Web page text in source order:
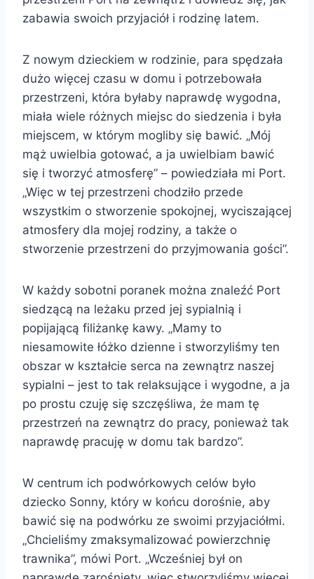
zabawia swoich przyjaciół i rodzinę latem.
Z nowym dzieckiem w rodzinie, para spędzała
dużo więcej czasu w domu i potrzebowała
przestrzeni, która byłaby naprawdę wygodna,
miała wiele różnych miejsc do siedzenia i była
miejscem, w którym mogliby się bawić. „Mój
mąż uwielbia gotować, a ja uwielbiam bawić
się i tworzyć atmosferę” – powiedziała mi Port.
„Więc w tej przestrzeni chodziło przede
wszystkim o stworzenie spokojnej, wyciszającej
atmosfery dla mojej rodziny, a także o
stworzenie przestrzeni do przyjmowania gości”.
W każdy sobotni poranek można znaleźć Port
siedzącą na leżaku przed jej sypialnią i
popijającą filiżankę kawy. „Mamy to
niesamowite łóżko dzienne i stworzyliśmy ten
obszar w kształcie serca na zewnątrz naszej
sypialni – jest to tak relaksujące i wygodne, a ja
po prostu czuję się szczęśliwa, że mam tę
przestrzeń na zewnątrz do pracy, ponieważ tak
naprawdę pracuję w domu tak bardzo”.
W centrum ich podwórkowych celów było
dziecko Sonny, który w końcu dorośnie, aby
bawić się na podwórku ze swoimi przyjaciółmi.
„Chcieliśmy zmaksymalizować powierzchnię
trawnika”, mówi Port. „Wcześniej był on